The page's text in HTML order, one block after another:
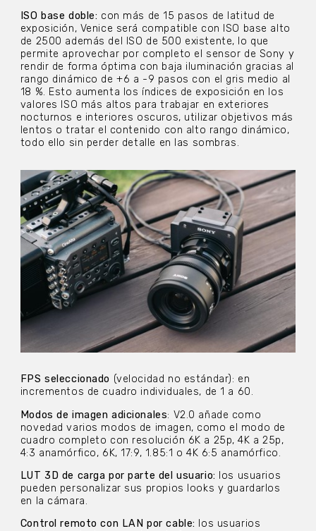
ISO base doble: con más de 15 pasos de latitud de
exposición, Venice será compatible con ISO base alto
de 2500 además del ISO de 500 existente, lo que
permite aprovechar por completo el sensor de Sony y
rendir de forma óptima con baja iluminación gracias al
rango dinámico de +6 a -9 pasos con el gris medio al
18 %. Esto aumenta los índices de exposición en los
valores ISO más altos para trabajar en exteriores
nocturnos e interiores oscuros, utilizar objetivos más
lentos o tratar el contenido con alto rango dinámico,
todo ello sin perder detalle en las sombras.
FPS seleccionado (velocidad no estándar): en
incrementos de cuadro individuales, de 1 a 60.
Modos de imagen adicionales: V2.0 añade como
novedad varios modos de imagen, como el modo de
cuadro completo con resolución 6K a 25p, 4K a 25p,
4:3 anamórfico, 6K, 17:9, 1.85:1 o 4K 6:5 anamórfico.
LUT 3D de carga por parte del usuario: los usuarios
pueden personalizar sus propios looks y guardarlos
en la cámara.
Control remoto con LAN por cable:
los usuarios